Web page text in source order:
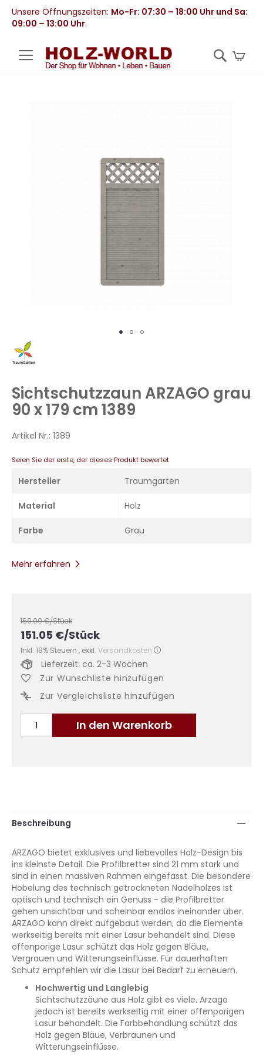
Unsere Öffnungszeiten: Mo-Fr: 07:30 – 18:00 Uhr und Sa:
09:00 – 13:00 Uhr.
Zum
Anfang
springen
Sichtschutzzaun ARZAGO grau
90 x 179 cm 1389
Artikel Nr.: 1389
Seien Sie der erste, der dieses Produkt bewertet
Hersteller Traumgarten
Material Holz
Farbe Grau
Mehr erfahren
159.00€/Stück
151.05 €/Stück
Inkl. 19% Steuern , exkl. Versandkosten
In den Warenkorb
Lieferzeit: ca. 2-3 Wochen
Zur Wunschliste hinzufügen
Zur Vergleichsliste hinzufügen
Beschreibung
ARZAGO bietet exklusives und liebevolles Holz-Design bis
ins kleinste Detail. Die Profilbretter sind 21 mm stark und
sind in einen massiven Rahmen eingefasst. Die besondere
Hobelung des technisch getrockneten Nadelholzes ist
optisch und technisch ein Genuss - die Profilbretter
gehen unsichtbar und scheinbar endlos ineinander über.
ARZAGO kann direkt aufgebaut werden, da die Elemente
werkseitig bereits mit einer Lasur behandelt sind. Diese
offenporige Lasur schützt das Holz gegen Bläue,
Vergrauen und Witterungseinflüsse. Für dauerhaften
Schutz empfehlen wir die Lasur bei Bedarf zu erneuern.
Hochwertig und Langlebig
Sichtschutzzäune aus Holz gibt es viele. Arzago
jedoch ist bereits werkseitig mit einer offenporigen
Lasur behandelt. Die Farbbehandlung schützt das
Holz gegen Bläue, Verbraunen und
Witterungseinflüsse.